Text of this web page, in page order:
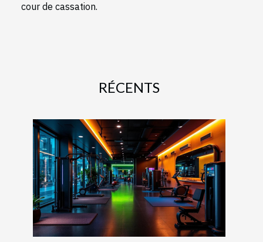
cour de cassation.
RÉCENTS